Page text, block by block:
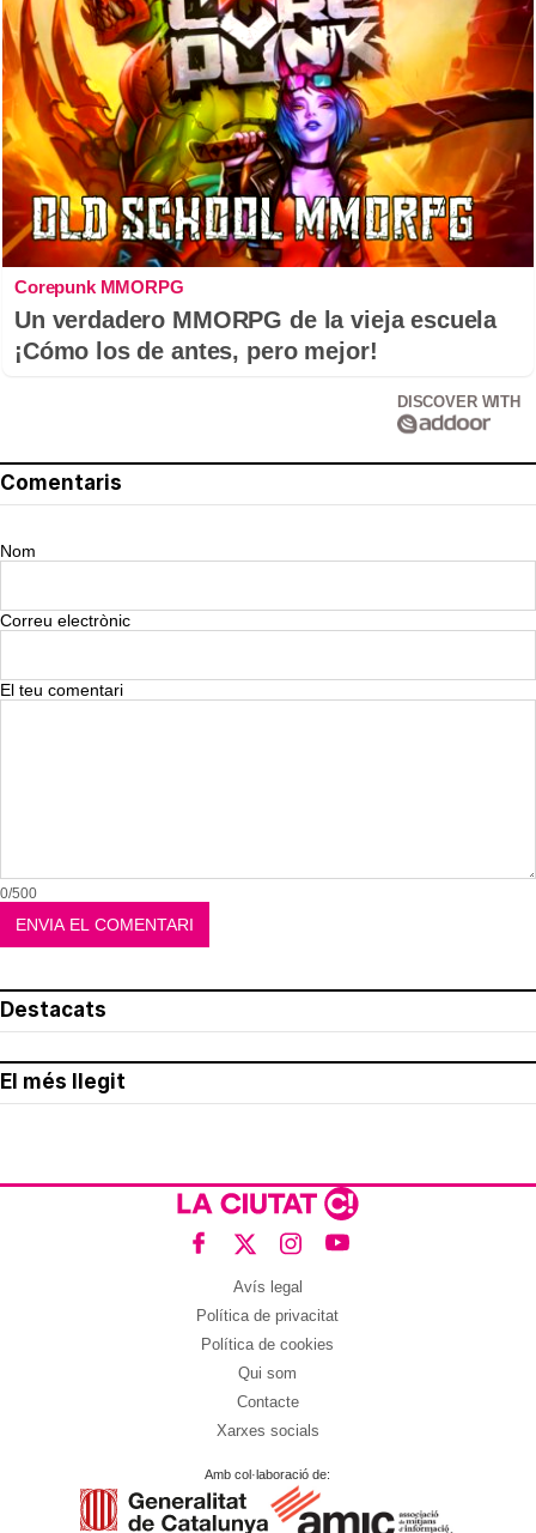
Corepunk MMORPG
Un verdadero MMORPG de la vieja escuela
¡Cómo los de antes, pero mejor!
DISCOVER WITH
Comentaris
Nom
Correu electrònic
El teu comentari
0/500
Destacats
El més llegit
Avís legal
Política de privacitat
Política de cookies
Qui som
Contacte
Xarxes socials
Amb col·laboració de: